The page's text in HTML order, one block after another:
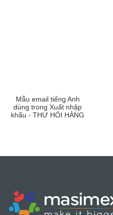
Mẫu email tiếng Anh
dùng trong Xuất nhập
khẩu - THƯ HỎI HÀNG